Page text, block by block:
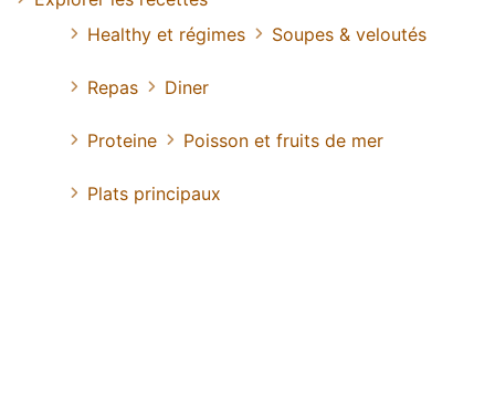
Healthy et régimes
Soupes & veloutés
Repas Diner
Proteine Poisson et fruits de mer
Plats principaux